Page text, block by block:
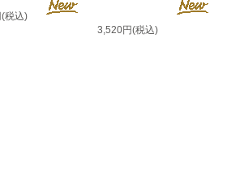
税込)
3,520円(税込)